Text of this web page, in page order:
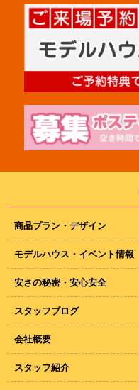
商品プラン・デザイン
モデルハウス・イベント情報
安さの秘密・安心安全
スタッフブログ
会社概要
スタッフ紹介